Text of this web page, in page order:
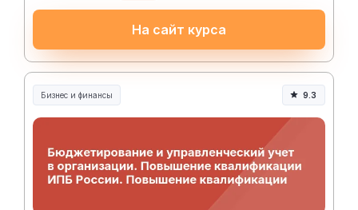
На сайт курса
Бизнес и финансы 9.3